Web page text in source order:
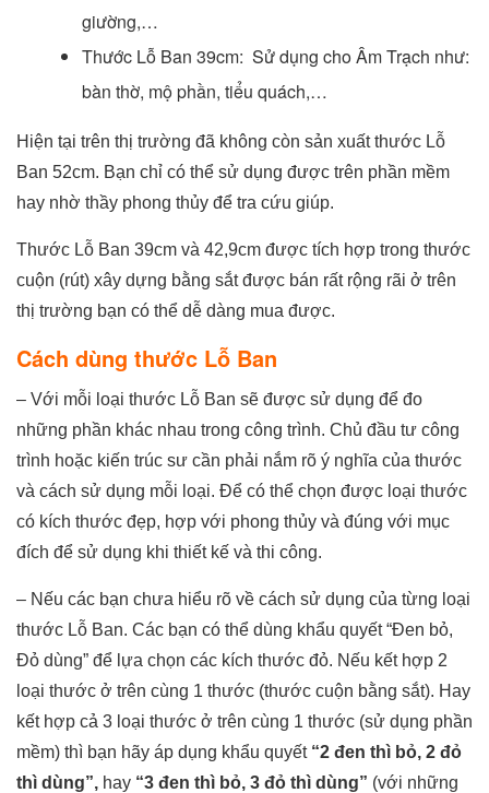
giường,…
Thước Lỗ Ban 39cm: Sử dụng cho Âm Trạch như:
bàn thờ, mộ phần, tiểu quách,…
Hiện tại trên thị trường đã không còn sản xuất thước Lỗ
Ban 52cm. Bạn chỉ có thể sử dụng được trên phần mềm
hay nhờ thầy phong thủy để tra cứu giúp.
Thước Lỗ Ban 39cm và 42,9cm được tích hợp trong thước
cuộn (rút) xây dựng bằng sắt được bán rất rộng rãi ở trên
thị trường bạn có thể dễ dàng mua được.
Cách dùng thước Lỗ Ban
– Với mỗi loại thước Lỗ Ban sẽ được sử dụng để đo
những phần khác nhau trong công trình. Chủ đầu tư công
trình hoặc kiến trúc sư cần phải nắm rõ ý nghĩa của thước
và cách sử dụng mỗi loại. Để có thể chọn được loại thước
có kích thước đẹp, hợp với phong thủy và đúng với mục
đích để sử dụng khi thiết kế và thi công.
– Nếu các bạn chưa hiểu rõ về cách sử dụng của từng loại
thước Lỗ Ban. Các bạn có thể dùng khẩu quyết “Đen bỏ,
Đỏ dùng” để lựa chọn các kích thước đỏ. Nếu kết hợp 2
loại thước ở trên cùng 1 thước (thước cuộn bằng sắt). Hay
kết hợp cả 3 loại thước ở trên cùng 1 thước (sử dụng phần
mềm) thì bạn hãy áp dụng khẩu quyết “2 đen thì bỏ, 2 đỏ
thì dùng”, hay “3 đen thì bỏ, 3 đỏ thì dùng” (với những